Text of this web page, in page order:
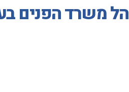
משרד הפנים